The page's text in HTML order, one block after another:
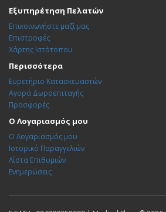
Εξυπηρέτηση Πελατών
Επικοινωνήστε μαζί μας
Επιστροφές
Χάρτης Ιστότοπου
Περισσότερα
Ευρετήριο Κατασκευαστών
Αγορά Δωροεπιταγής
Προσφορές
Ο Λογαριασμός μου
Ο Λογαριασμός μου
Ιστορικό Παραγγελιών
Λίστα Επιθυμιών
Ενημερώσεις